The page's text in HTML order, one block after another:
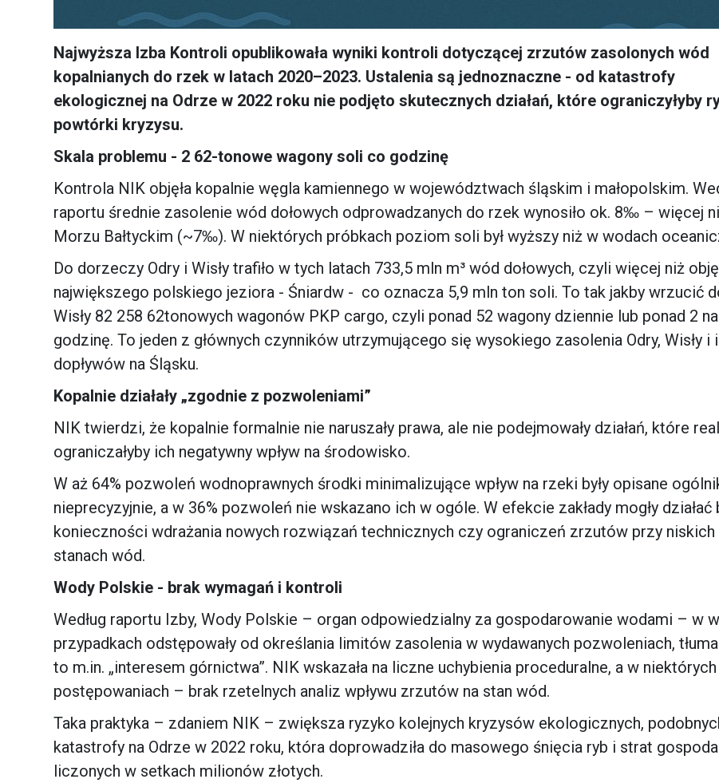
Najwyższa Izba Kontroli opublikowała wyniki kontroli dotyczącej zrzutów zasolonych wód
kopalnianych do rzek w latach 2020–2023. Ustalenia są jednoznaczne - od katastrofy
ekologicznej na Odrze w 2022 roku nie podjęto skutecznych działań, które ograniczyłyby
powtórki kryzysu.
Skala problemu - 2 62-tonowe wagony soli co godzinę
Kontrola NIK objęła kopalnie węgla kamiennego w województwach śląskim i małopolskim.
raportu średnie zasolenie wód dołowych odprowadzanych do rzek wynosiło ok. 8‰ – więcej
Morzu Bałtyckim (~7‰). W niektórych próbkach poziom soli był wyższy niż w wodach
Do dorzeczy Odry i Wisły trafiło w tych latach 733,5 mln m³ wód dołowych, czyli więcej niż
największego polskiego jeziora - Śniardw - co oznacza 5,9 mln ton soli. To tak jakby wrzucić
Wisły 82 258 62tonowych wagonów PKP cargo, czyli ponad 52 wagony dziennie lub ponad 2 na
godzinę. To jeden z głównych czynników utrzymującego się wysokiego zasolenia Odry, Wisły i
dopływów na Śląsku.
Kopalnie działały „zgodnie z pozwoleniami”
NIK twierdzi, że kopalnie formalnie nie naruszały prawa, ale nie podejmowały działań, które
ograniczałyby ich negatywny wpływ na środowisko.
W aż 64% pozwoleń wodnoprawnych środki minimalizujące wpływ na rzeki były opisane
nieprecyzyjnie, a w 36% pozwoleń nie wskazano ich w ogóle. W efekcie zakłady mogły działać
konieczności wdrażania nowych rozwiązań technicznych czy ograniczeń zrzutów przy niskich
stanach wód.
Wody Polskie - brak wymagań i kontroli
Według raportu Izby, Wody Polskie – organ odpowiedzialny za gospodarowanie wodami – w
przypadkach odstępowały od określania limitów zasolenia w wydawanych pozwoleniach,
to m.in. „interesem górnictwa”. NIK wskazała na liczne uchybienia proceduralne, a w niektórych
postępowaniach – brak rzetelnych analiz wpływu zrzutów na stan wód.
Taka praktyka – zdaniem NIK – zwiększa ryzyko kolejnych kryzysów ekologicznych,
katastrofy na Odrze w 2022 roku, która doprowadziła do masowego śnięcia ryb i strat
liczonych w setkach milionów złotych.